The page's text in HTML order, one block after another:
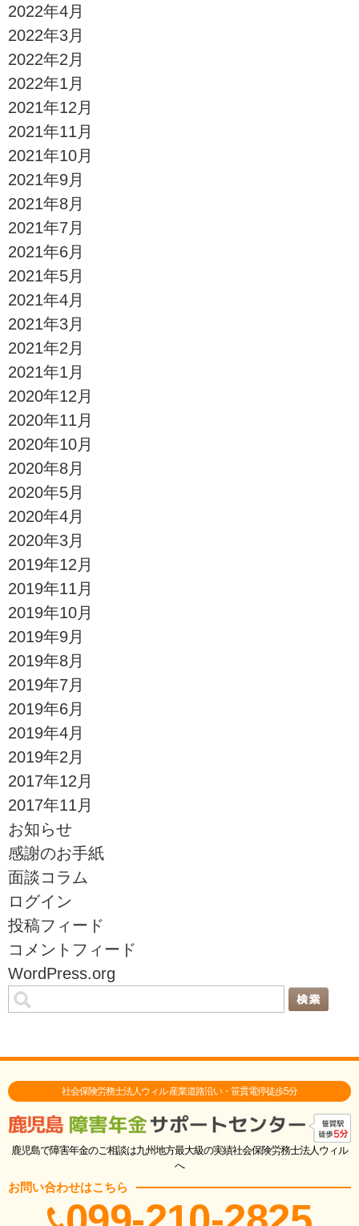
2022年4月
2022年3月
2022年2月
2022年1月
2021年12月
2021年11月
2021年10月
2021年9月
2021年8月
2021年7月
2021年6月
2021年5月
2021年4月
2021年3月
2021年2月
2021年1月
2020年12月
2020年11月
2020年10月
2020年8月
2020年5月
2020年4月
2020年3月
2019年12月
2019年11月
2019年10月
2019年9月
2019年8月
2019年7月
2019年6月
2019年4月
2019年2月
2017年12月
2017年11月
お知らせ
感謝のお手紙
面談コラム
ログイン
投稿フィード
コメントフィード
WordPress.org
社会保険労務士法人ウィル 産業道路沿い・笹貫電停徒歩5分
鹿児島で障害年金のご相談は九州地方最大級の実績社会保険労務士法人ウィル
へ
お問い合わせはこちら